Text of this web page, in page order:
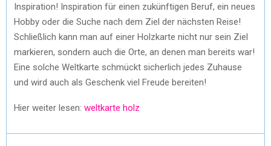
Inspiration! Inspiration für einen zukünftigen Beruf, ein neues
Hobby oder die Suche nach dem Ziel der nächsten Reise!
Schließlich kann man auf einer Holzkarte nicht nur sein Ziel
markieren, sondern auch die Orte, an denen man bereits war!
Eine solche Weltkarte schmückt sicherlich jedes Zuhause
und wird auch als Geschenk viel Freude bereiten!
Hier weiter lesen: weltkarte holz